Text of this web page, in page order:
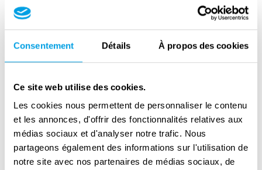
Consentement Détails À propos des cookies
Ce site web utilise des cookies.
Les cookies nous permettent de personnaliser le contenu
et les annonces, d'offrir des fonctionnalités relatives aux
médias sociaux et d'analyser notre trafic. Nous
partageons également des informations sur l'utilisation de
notre site avec nos partenaires de médias sociaux, de
berceau de la Seconde Guerre mondiale.
Commencez votre visite de Westerplatte par
le Centre d’accueil des visiteurs {Centrum
Obsługi Zwiadząjących’ Pole Bitwy
Westerplatte’} Au bureau d’information, vous
Westerplatte. Une assistance pour planifier
votre itinéraire, trouver un guide et des
informations vous permettront de découvrir
les monuments de la région. Le bâtiment